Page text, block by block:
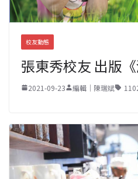
校友動態
張東秀校友 出版
2021-09-23 編輯｜陳瑞斌